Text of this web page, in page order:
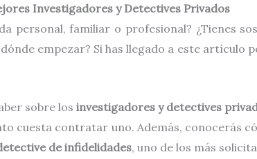
Investigadores y Detectives Privados
personal, familiar o profesional? ¿Tienes
empezar? Si has llegado a este artículo
sobre los investigadores y detectives
cuesta contratar uno. Además, conocerás
de infidelidades, uno de los más